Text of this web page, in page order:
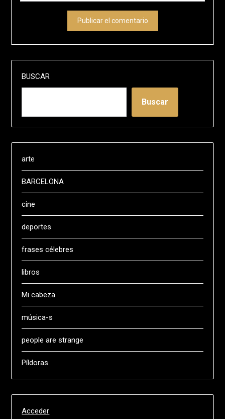
BUSCAR
Buscar
arte
BARCELONA
cine
deportes
frases célebres
libros
Mi cabeza
música-s
people are strange
Píldoras
Acceder